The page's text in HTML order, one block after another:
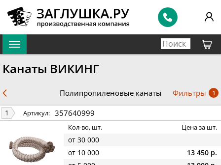
Канаты ВИКИНГ
Полипропиленовые канаты Фильтры 1
1 Артикул: 357640999
Кол-во, шт. Цена за шт.
от 30 000
от 10 000
13 450 р.